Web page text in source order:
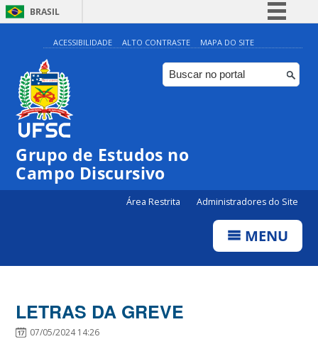
BRASIL
Simplifique!
Comunica BR
Participe
ACESSIBILIDADE ALTO CONTRASTE MAPA DO SITE
Grupo de Estudos no
Campo Discursivo
Área Restrita Administradores do Site
MENU
LETRAS DA GREVE
07/05/2024 14:26